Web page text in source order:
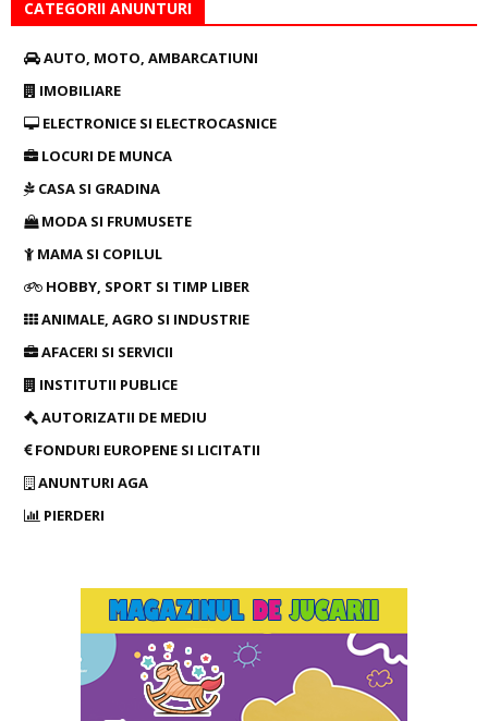
CATEGORII ANUNTURI
AUTO, MOTO, AMBARCATIUNI
IMOBILIARE
ELECTRONICE SI ELECTROCASNICE
LOCURI DE MUNCA
CASA SI GRADINA
MODA SI FRUMUSETE
MAMA SI COPILUL
HOBBY, SPORT SI TIMP LIBER
ANIMALE, AGRO SI INDUSTRIE
AFACERI SI SERVICII
INSTITUTII PUBLICE
AUTORIZATII DE MEDIU
FONDURI EUROPENE SI LICITATII
ANUNTURI AGA
PIERDERI